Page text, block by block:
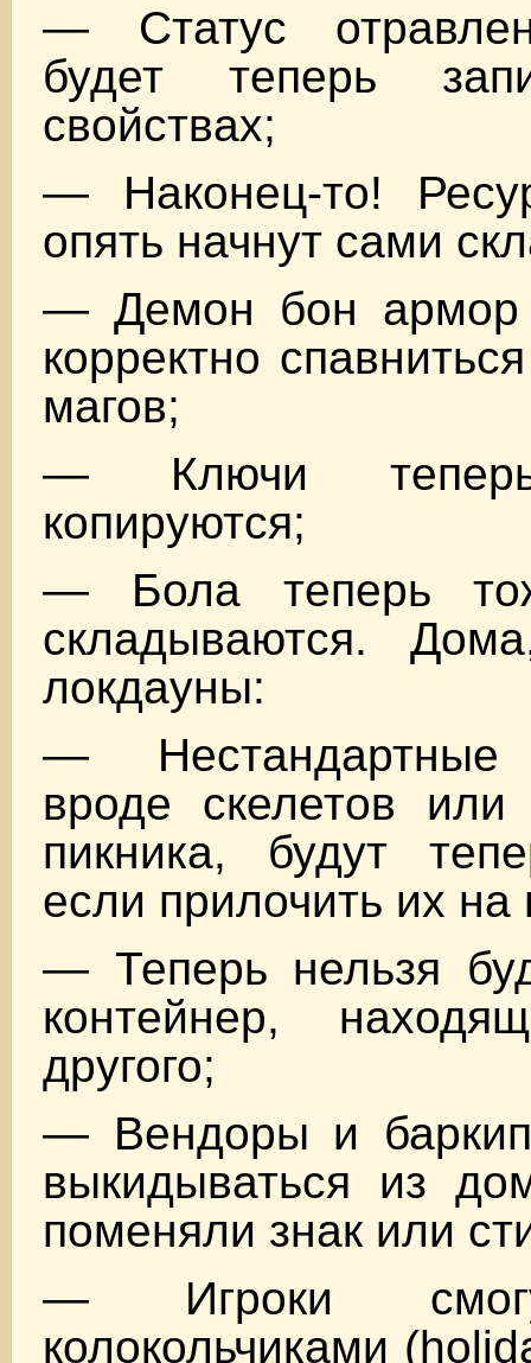
— Статус
будет теперь
свойствах;
— Наконец-то!
опять начнут сами
— Демон бон армор
корректно
магов;
— Ключи теперь
копируются;
— Бола теперь
складываются.
локдауны:
— Нестандартные
вроде скелетов или
пикника, будут
если прилочить их на
— Теперь нельзя
контейнер,
другого;
— Вендоры и
выкидываться из
поменяли знак или
— Игроки
колокольчиками